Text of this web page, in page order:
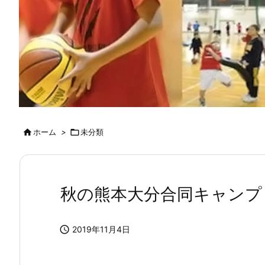
ホーム > 未分類
秋の熊本大分合同キャン
 2019年11月4日